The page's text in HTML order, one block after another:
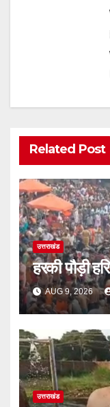
Related Post
उत्तराखंड
हरकी पौड़ी
AUG 9, 2026
उत्तराखंड